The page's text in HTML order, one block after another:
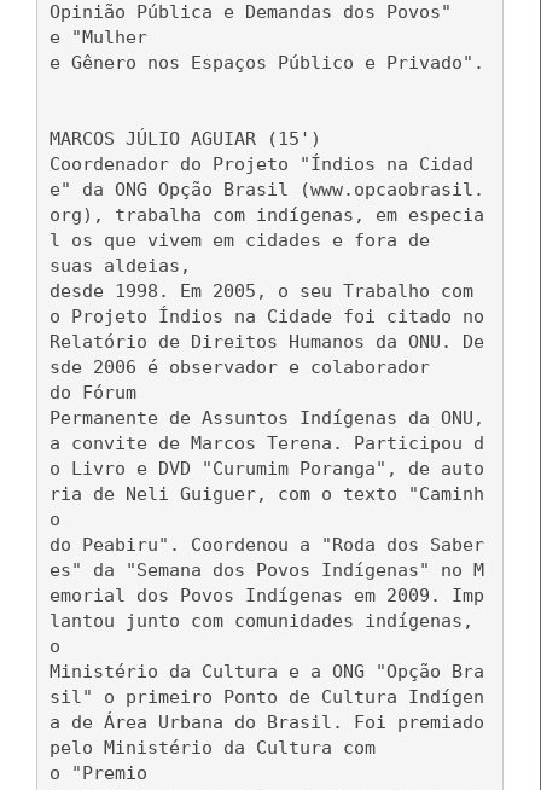
Opinião Pública e Demandas dos Povos"
e "Mulher
e Gênero nos Espaços Público e Privado".
MARCOS JÚLIO AGUIAR (15')
Coordenador do Projeto "Índios na Cidad
e" da ONG Opção Brasil (www.opcaobrasil.
org), trabalha com indígenas, em especia
l os que vivem em cidades e fora de
suas aldeias,
desde 1998. Em 2005, o seu Trabalho com
o Projeto Índios na Cidade foi citado no
Relatório de Direitos Humanos da ONU. De
sde 2006 é observador e colaborador
do Fórum
Permanente de Assuntos Indígenas da ONU,
a convite de Marcos Terena. Participou d
o Livro e DVD "Curumim Poranga", de auto
ria de Neli Guiguer, com o texto "Caminh
o
do Peabiru". Coordenou a "Roda dos Saber
es" da "Semana dos Povos Indígenas" no M
emorial dos Povos Indígenas em 2009. Imp
lantou junto com comunidades indígenas,
o
Ministério da Cultura e a ONG "Opção Bra
sil" o primeiro Ponto de Cultura Indígen
a de Área Urbana do Brasil. Foi premiado
pelo Ministério da Cultura com
o "Premio